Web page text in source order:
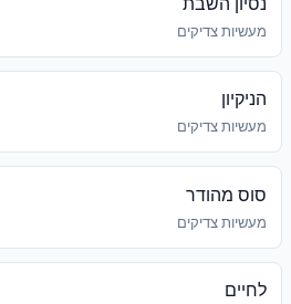
מעשיות צדיקים
הניקיון
מעשיות צדיקים
סוס מהודר
מעשיות צדיקים
לחיים